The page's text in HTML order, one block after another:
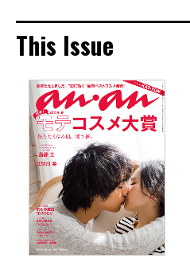
This Issue